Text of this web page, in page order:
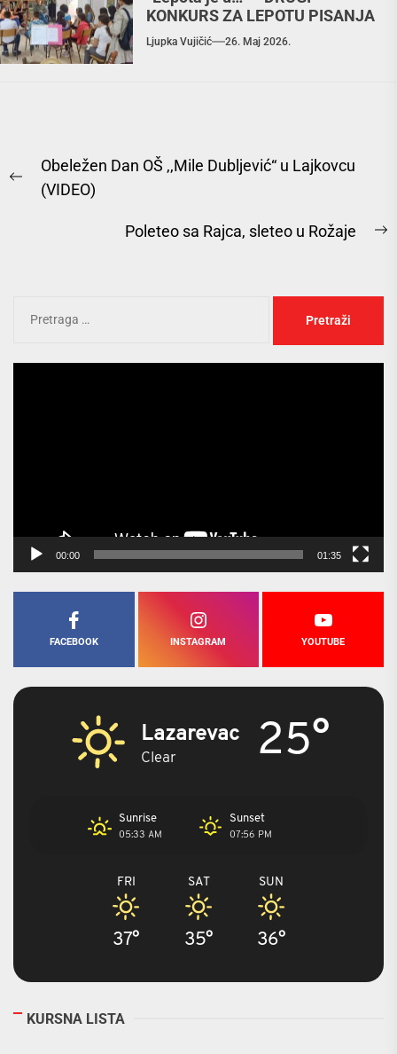
KONKURS ZA LEPOTU PISANJA
Ljupka Vujičić 26. Maj 2026.
Obeležen Dan OŠ ‚‚Mile Dubljević“ u Lajkovcu
(VIDEO)
Poleteo sa Rajca, sleteo u Rožaje
00:00 01:35
FACEBOOK INSTAGRAM YOUTUBE
Lazarevac
Clear 25°
Sunrise
05:33 AM
Sunset
07:56 PM
FRI
37°
SAT
35°
SUN
36°
KURSNA LISTA